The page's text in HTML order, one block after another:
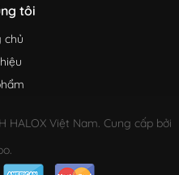
tôi
chủ
HALOX Việt Nam. Cung cấp bởi